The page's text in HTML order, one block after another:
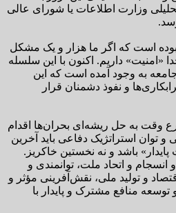
وزارت اطلاعات یا شورای عالی
است که اگر ما هزار و یک مشکل
«امنیت» داریم. اکنون با این سلسله
جامعه به وجود آمده است که این
و نفوذ دشمنان قرار
وقت به حل ریشه‌ای بحران‌ها اقدام
و توان استراتژیک دفاعی باید آخرین
باشد و نه نخستین خاکریز.
انسجام و اتحاد ملت، توانمندی و
و تولید ملی، نقش‌آفرینی مؤثر و
منافع مشترک و پایدار با